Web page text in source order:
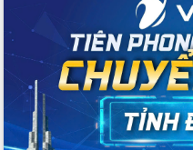
Xây dựng nền hành chính số đồng
hành cùng nông dân dân, doanh nghiệp
Giai đoạn 2026-2030, Đắk Lắk phấn
đấu có 77% xã đạt chuẩn nông thôn
mới
Chuyển đổi số 'mở đường' cho nông
nghiệp Đắk Lắk tăng trưởng bứt phá